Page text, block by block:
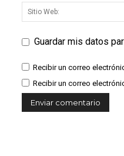
Guardar mis datos
Recibir un correo
Recibir un correo